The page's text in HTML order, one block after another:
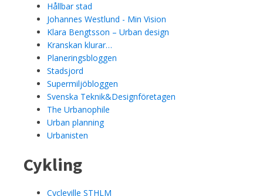
Hållbar stad
Johannes Westlund - Min Vision
Klara Bengtsson – Urban design
Kranskan klurar…
Planeringsbloggen
Stadsjord
Supermiljöbloggen
Svenska Teknik&Designföretagen
The Urbanophile
Urban planning
Urbanisten
Cykling
Cycleville STHLM